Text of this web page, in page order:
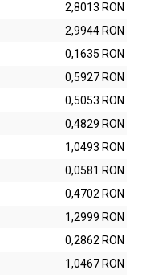
2,8013 RON
2,9944 RON
0,1635 RON
0,5927 RON
0,5053 RON
0,4829 RON
1,0493 RON
0,0581 RON
0,4702 RON
1,2999 RON
0,2862 RON
1,0467 RON